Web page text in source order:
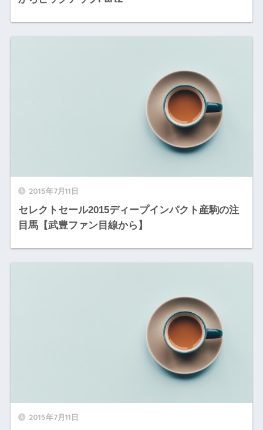
2015年7月11日
セレクトセール2015ディープインパクト産駒の注
目馬【武豊ファン目線から】
2015年7月11日